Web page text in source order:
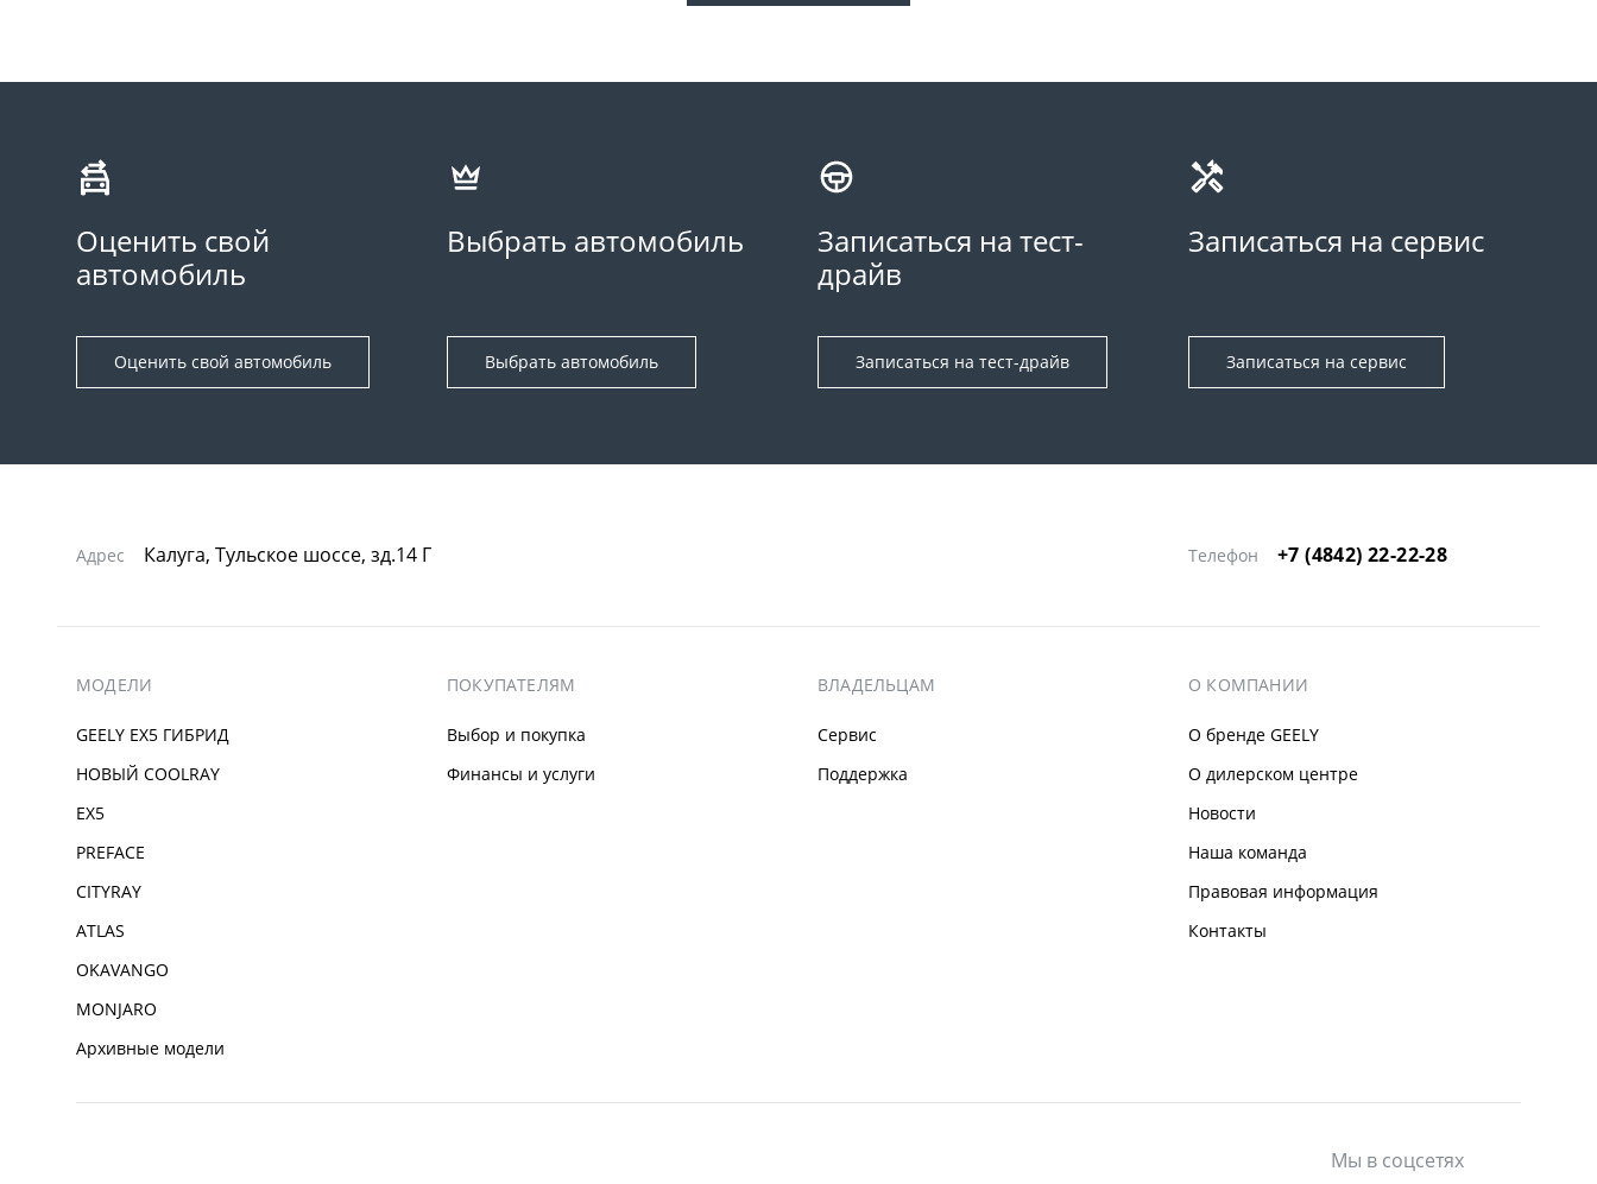
Оценить свой
автомобиль
Оценить свой автомобиль
Выбрать автомобиль
Выбрать автомобиль
Записаться на тест-
драйв
Записаться на тест-драйв
Записаться на сервис
Записаться на сервис
Адрес Калуга, Тульское шоссе, зд.14 Г Телефон +7 (4842) 22-22-28
МОДЕЛИ
GEELY EX5 ГИБРИД
НОВЫЙ COOLRAY
EX5
PREFACE
CITYRAY
ATLAS
OKAVANGO
MONJARO
Архивные модели
ПОКУПАТЕЛЯМ
Выбор и покупка
Финансы и услуги
ВЛАДЕЛЬЦАМ
Сервис
Поддержка
О КОМПАНИИ
О бренде GEELY
О дилерском центре
Новости
Наша команда
Правовая информация
Контакты
Мы в соцсетях